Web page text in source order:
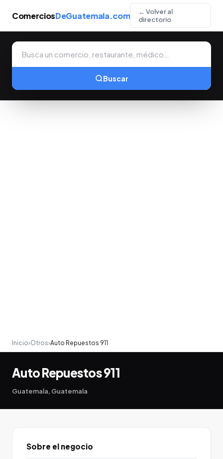
ComerciosDeGuatemala.com
← Volver al
directorio
Buscar
Inicio›Otros›Auto Repuestos 911
Auto Repuestos 911
Guatemala, Guatemala
Sobre el negocio